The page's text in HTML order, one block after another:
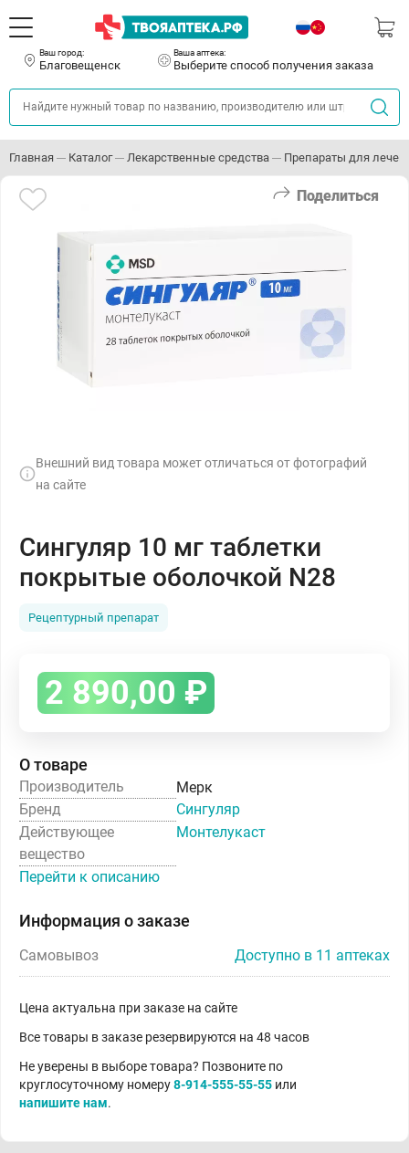
Ваш город:
Благовещенск
Ваша аптека:
Выберите способ получения заказа
Главная Каталог Лекарственные средства Препараты для
Поделиться
Внешний вид товара может отличаться от фотографий
на сайте
Сингуляр 10 мг таблетки
покрытые оболочкой N28
Рецептурный препарат
2 890,00 ₽
О товаре
Производитель
Мерк
Бренд
Сингуляр
Действующее
вещество
Монтелукаст
Перейти к описанию
Информация о заказе
Самовывоз Доступно в 11 аптеках
Цена актуальна при заказе на сайте
Все товары в заказе резервируются на 48 часов
Не уверены в выборе товара? Позвоните по
круглосуточному номеру8-914-555-55-55 или
напишите нам.